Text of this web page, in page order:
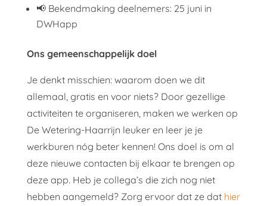
📢 Bekendmaking deelnemers: 25 juni in
DWHapp
Ons gemeenschappelijk doel
Je denkt misschien: waarom doen we dit
allemaal, gratis en voor niets? Door gezellige
activiteiten te organiseren, maken we werken op
De Wetering-Haarrijn leuker en leer je je
werkburen nóg beter kennen! Ons doel is om al
deze nieuwe contacten bij elkaar te brengen op
deze app. Heb je collega’s die zich nog niet
hebben aangemeld? Zorg ervoor dat ze dat hier